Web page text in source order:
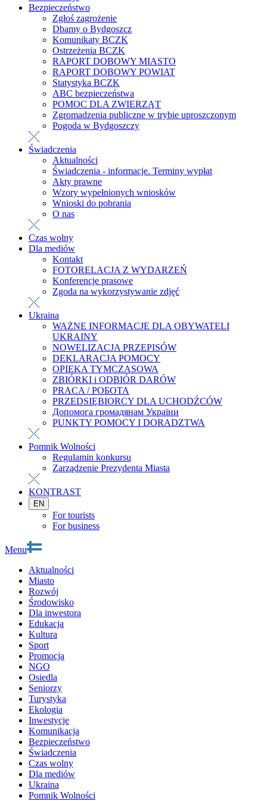
Bezpieczeństwo
Zgłoś zagrożenie
Dbamy o Bydgoszcz
Komunikaty BCZK
Ostrzeżenia BCZK
RAPORT DOBOWY MIASTO
RAPORT DOBOWY POWIAT
Statystyka BCZK
ABC bezpieczeństwa
POMOC DLA ZWIERZĄT
Zgromadzenia publiczne w trybie uproszczonym
Pogoda w Bydgoszczy
Świadczenia
Aktualności
Świadczenia - informacje. Terminy wypłat
Akty prawne
Wzory wypełnionych wniosków
Wnioski do pobrania
O nas
Czas wolny
Dla mediów
Kontakt
FOTORELACJA Z WYDARZEŃ
Konferencje prasowe
Zgoda na wykorzystywanie zdjęć
Ukraina
WAŻNE INFORMACJE DLA OBYWATELI
UKRAINY
NOWELIZACJA PRZEPISÓW
DEKLARACJA POMOCY
OPIEKA TYMCZASOWA
ZBIÓRKI i ODBIÓR DARÓW
PRACA / РОБОТА
PRZEDSIĘBIORCY DLA UCHODŹCÓW
Допомога громадянам України
PUNKTY POMOCY I DORADZTWA
Pomnik Wolności
Regulamin konkursu
Zarządzenie Prezydenta Miasta
KONTRAST
EN
For tourists
For business
Menu
Aktualności
Miasto
Rozwój
Środowisko
Dla inwestora
Edukacja
Kultura
Sport
Promocja
NGO
Osiedla
Seniorzy
Turystyka
Ekologia
Inwestycje
Komunikacja
Bezpieczeństwo
Świadczenia
Czas wolny
Dla mediów
Ukraina
Pomnik Wolności